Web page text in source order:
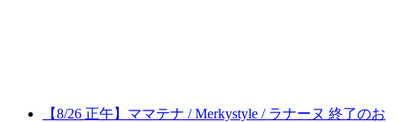
【8/26 正午】ママテナ / Merkystyle / ラナーヌ 終了のお